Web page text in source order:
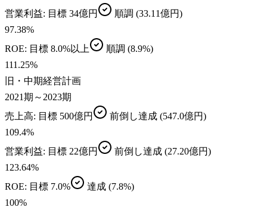
営業利益: 目標 34億円 順調 (33.11億円)
97.38%
ROE: 目標 8.0%以上 順調 (8.9%)
111.25%
旧・中期経営計画
2021期～2023期
売上高: 目標 500億円 前倒し達成 (547.0億円)
109.4%
営業利益: 目標 22億円 前倒し達成 (27.20億円)
123.64%
ROE: 目標 7.0% 達成 (7.8%)
100%